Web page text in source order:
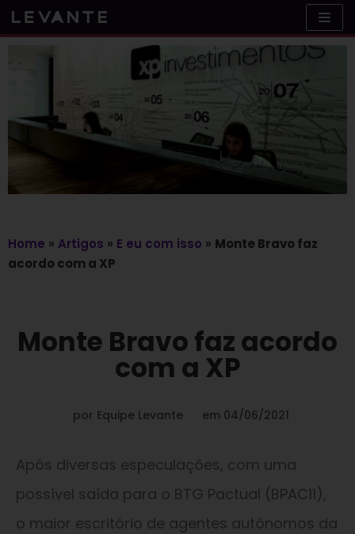
Skip
to
content
Home » Artigos » E eu com isso » Monte Bravo faz
acordo com a XP
Monte Bravo faz acordo
com a XP
por Equipe Levante em 04/06/2021
Após diversas especulações, com uma
possível saída para o BTG Pactual (BPAC11),
o maior escritório de agentes autônomos da